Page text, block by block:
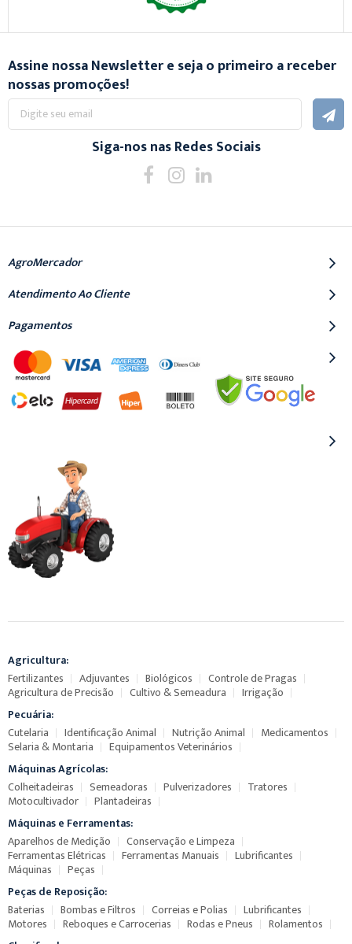
Assine nossa Newsletter e seja o primeiro a receber
nossas promoções!
Inscreva-
na
Siga-nos nas Redes Sociais
AgroMercador
Atendimento Ao Cliente
Pagamentos
Agricultura:
Fertilizantes
Adjuvantes Biológicos Controle de Pragas
Agricultura de Precisão Cultivo & Semeadura
Irrigação
Pecuária:
Cutelaria
Identificação Animal Nutrição Animal Medicamentos
Selaria & Montaria
Equipamentos Veterinários
Máquinas Agrícolas:
Colheitadeiras
Semeadoras Pulverizadores Tratores
Motocultivador
Plantadeiras
Máquinas e Ferramentas:
Aparelhos de Medição
Conservação e Limpeza
Ferramentas Elétricas Ferramentas Manuais Lubrificantes
Máquinas
Peças
Peças de Reposição:
Baterias
Bombas e Filtros Correias e Polias Lubrificantes
Motores Reboques e Carrocerias Rodas e Pneus
Rolamentos